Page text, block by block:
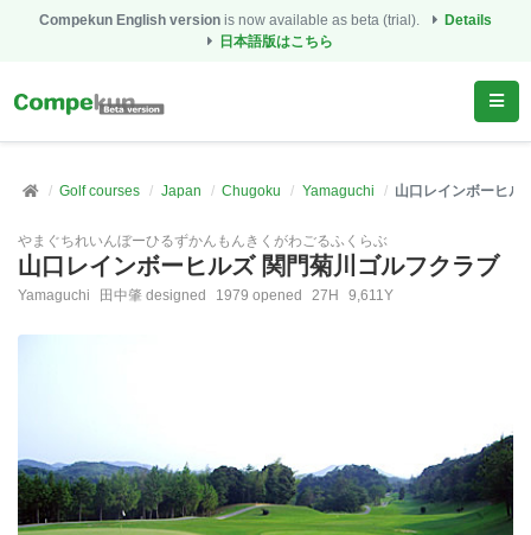
Compekun English version is now available as beta (trial).
Details
日本語版はこちら
Golf courses Japan Chugoku Yamaguchi 山口レインボーヒル
やまぐちれいんぼーひるずかんもんきくがわごるふくらぶ
山口レインボーヒルズ 関門菊川ゴルフクラブ
Yamaguchi 田中肇 designed 1979 opened 27H 9,611Y